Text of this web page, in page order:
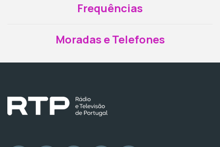
Frequências
Moradas e Telefones